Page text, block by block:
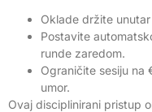
Oklade držite
Postavite
runde zaredom.
Ograničite sesiju
umor.
Ovaj disciplinirani pristup